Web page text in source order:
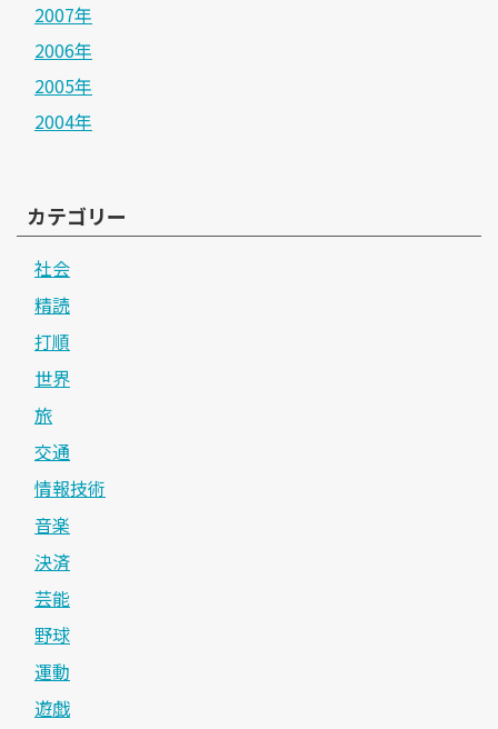
2007年
2006年
2005年
2004年
カテゴリー
社会
精読
打順
世界
旅
交通
情報技術
音楽
決済
芸能
野球
運動
遊戯